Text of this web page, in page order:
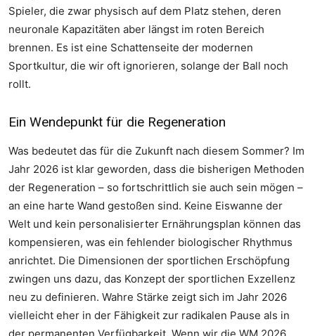
Spieler, die zwar physisch auf dem Platz stehen, deren
neuronale Kapazitäten aber längst im roten Bereich
brennen. Es ist eine Schattenseite der modernen
Sportkultur, die wir oft ignorieren, solange der Ball noch
rollt.
Ein Wendepunkt für die Regeneration
Was bedeutet das für die Zukunft nach diesem Sommer? Im
Jahr 2026 ist klar geworden, dass die bisherigen Methoden
der Regeneration – so fortschrittlich sie auch sein mögen –
an eine harte Wand gestoßen sind. Keine Eiswanne der
Welt und kein personalisierter Ernährungsplan können das
kompensieren, was ein fehlender biologischer Rhythmus
anrichtet. Die Dimensionen der sportlichen Erschöpfung
zwingen uns dazu, das Konzept der sportlichen Exzellenz
neu zu definieren. Wahre Stärke zeigt sich im Jahr 2026
vielleicht eher in der Fähigkeit zur radikalen Pause als in
der permanenten Verfügbarkeit. Wenn wir die WM 2026